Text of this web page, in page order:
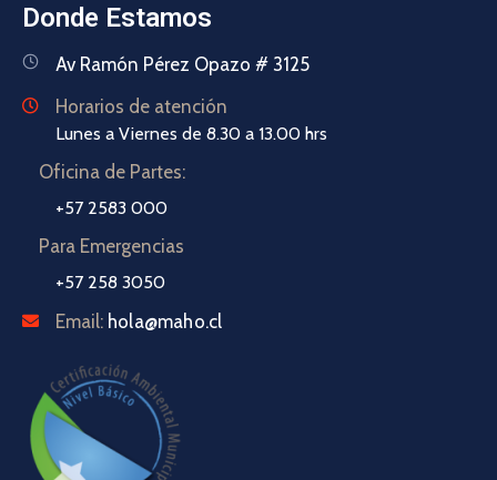
Donde Estamos
Av Ramón Pérez Opazo # 3125
Horarios de atención
Lunes a Viernes de 8.30 a 13.00 hrs
Oficina de Partes:
+57 2583 000
Para Emergencias
+57 258 3050
Email: hola@maho.cl